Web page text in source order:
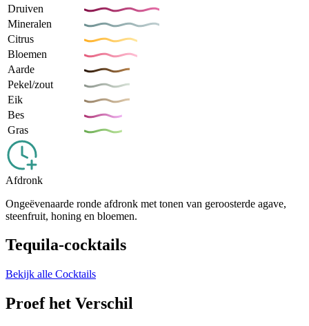
Druiven
Mineralen
Citrus
Bloemen
Aarde
Pekel/zout
Eik
Bes
Gras
Afdronk
Ongeëvenaarde ronde afdronk met tonen van geroosterde agave,
steenfruit, honing en bloemen.
Tequila-cocktails
Bekijk alle Cocktails
Proef het Verschil